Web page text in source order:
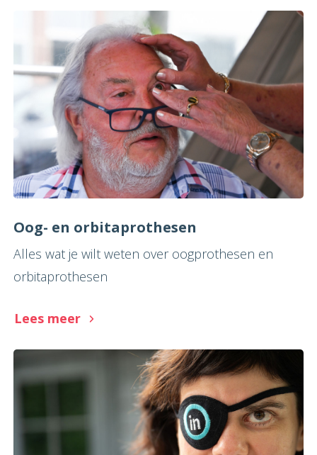
Oog- en orbitaprothesen
Alles wat je wilt weten over oogprothesen en
orbitaprothesen
Lees meer